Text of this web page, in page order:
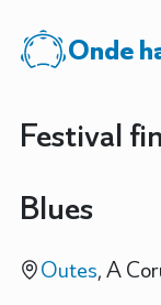
Onde
Festival
Blues
Outes, A